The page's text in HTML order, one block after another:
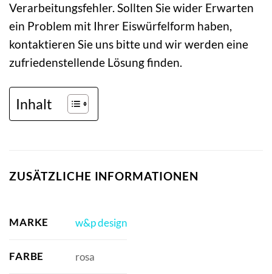
Verarbeitungsfehler. Sollten Sie wider Erwarten
ein Problem mit Ihrer Eiswürfelform haben,
kontaktieren Sie uns bitte und wir werden eine
zufriedenstellende Lösung finden.
Inhalt
ZUSÄTZLICHE INFORMATIONEN
MARKE w&p design
FARBE rosa